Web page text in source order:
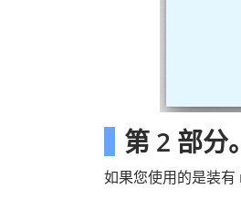
第 2 部分
如果您使用的是装